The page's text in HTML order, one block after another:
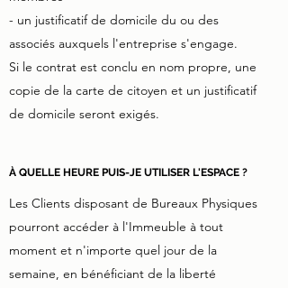
- un justificatif de domicile du ou des
associés auxquels l'entreprise s'engage.
Si le contrat est conclu en nom propre, une
copie de la carte de citoyen et un justificatif
de domicile seront exigés.
À QUELLE HEURE PUIS-JE UTILISER L'ESPACE ?
Les Clients disposant de Bureaux Physiques
pourront accéder à l'Immeuble à tout
moment et n'importe quel jour de la
semaine, en bénéficiant de la liberté